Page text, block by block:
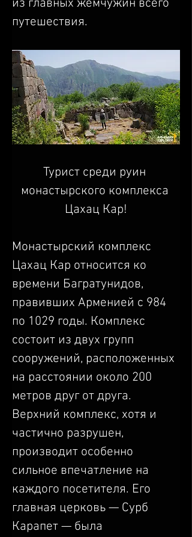
из главных жемчужин всего
путешествия.
Турист среди руин
монастырского комплекса
Цахац Кар!
Монастырский комплекс
Цахац Кар относится ко
времени Багратунидов,
правивших Арменией с 984
по 1029 годы. Комплекс
состоит из двух групп
сооружений, расположенных
на расстоянии около 200
метров друг от друга.
Верхний комплекс, хотя и
частично разрушен,
производит особенно
сильное впечатление на
каждого посетителя. Его
главная церковь — Сурб
Карапет — была